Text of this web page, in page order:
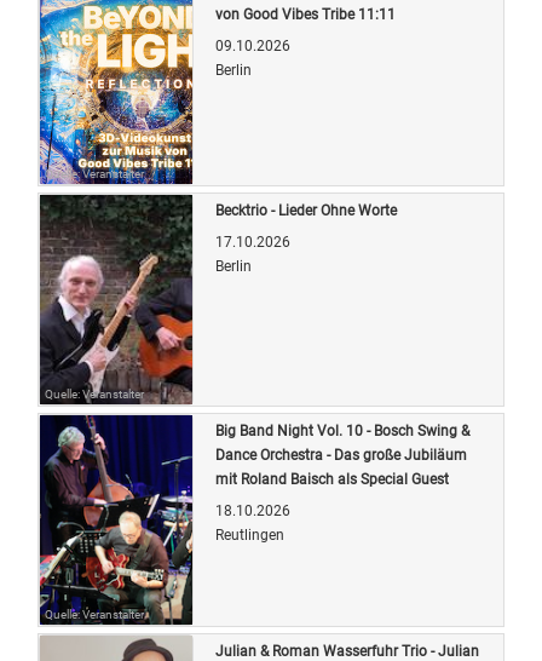
Quelle: Veranstalter
von Good Vibes Tribe 11:11
09.10.2026
Berlin
Quelle: Veranstalter
Becktrio - Lieder Ohne Worte
17.10.2026
Berlin
Quelle: Veranstalter
Big Band Night Vol. 10 - Bosch Swing &
Dance Orchestra - Das große Jubiläum
mit Roland Baisch als Special Guest
18.10.2026
Reutlingen
Julian & Roman Wasserfuhr Trio - Julian